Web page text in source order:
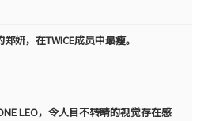
妍，在TWICE成员中最瘦。
LEO，令人目不转睛的视觉存在感